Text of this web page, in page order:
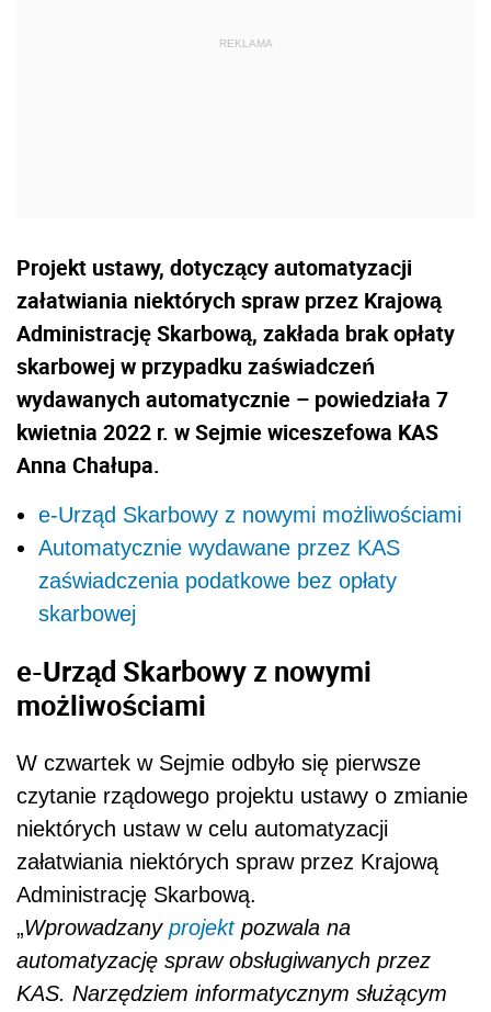
Projekt ustawy, dotyczący automatyzacji
załatwiania niektórych spraw przez Krajową
Administrację Skarbową, zakłada brak opłaty
skarbowej w przypadku zaświadczeń
wydawanych automatycznie – powiedziała 7
kwietnia 2022 r. w Sejmie wiceszefowa KAS
Anna Chałupa.
e-Urząd Skarbowy z nowymi możliwościami
Automatycznie wydawane przez KAS
zaświadczenia podatkowe bez opłaty
skarbowej
e-Urząd Skarbowy z nowymi
możliwościami
W czwartek w Sejmie odbyło się pierwsze
czytanie rządowego projektu ustawy o zmianie
niektórych ustaw w celu automatyzacji
załatwiania niektórych spraw przez Krajową
Administrację Skarbową.
„Wprowadzany projektpozwala na
automatyzację spraw obsługiwanych przez
KAS. Narzędziem informatycznym służącym